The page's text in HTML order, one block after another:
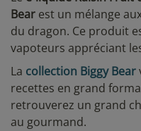
Bear est un mélange
du dragon. Ce produit
vapoteurs appréciant
La collection Biggy Bear
recettes en grand
retrouverez un grand
au gourmand.